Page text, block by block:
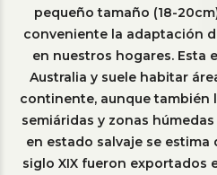
pequeño tamaño (18-
conveniente la adaptación
en nuestros hogares. Esta
Australia y suele habitar
continente, aunque también
semiáridas y zonas
en estado salvaje se estima
siglo XIX fueron exportados